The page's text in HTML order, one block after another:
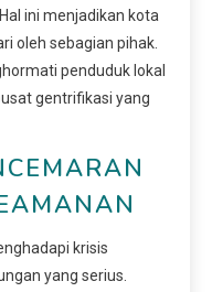
ini menjadikan kota
oleh sebagian pihak.
penduduk lokal
gentrifikasi yang
krisis
yang serius.